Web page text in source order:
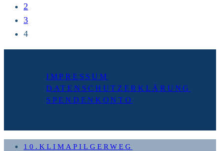
Seite
2
3
4
IMPRESSUM
DATENSCHUTZERKLÄRUNG
SPENDENKONTO
10.KLIMAPILGERWEG